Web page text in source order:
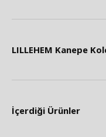
LILLEHEM Kanepe
İçerdiği Ürünler